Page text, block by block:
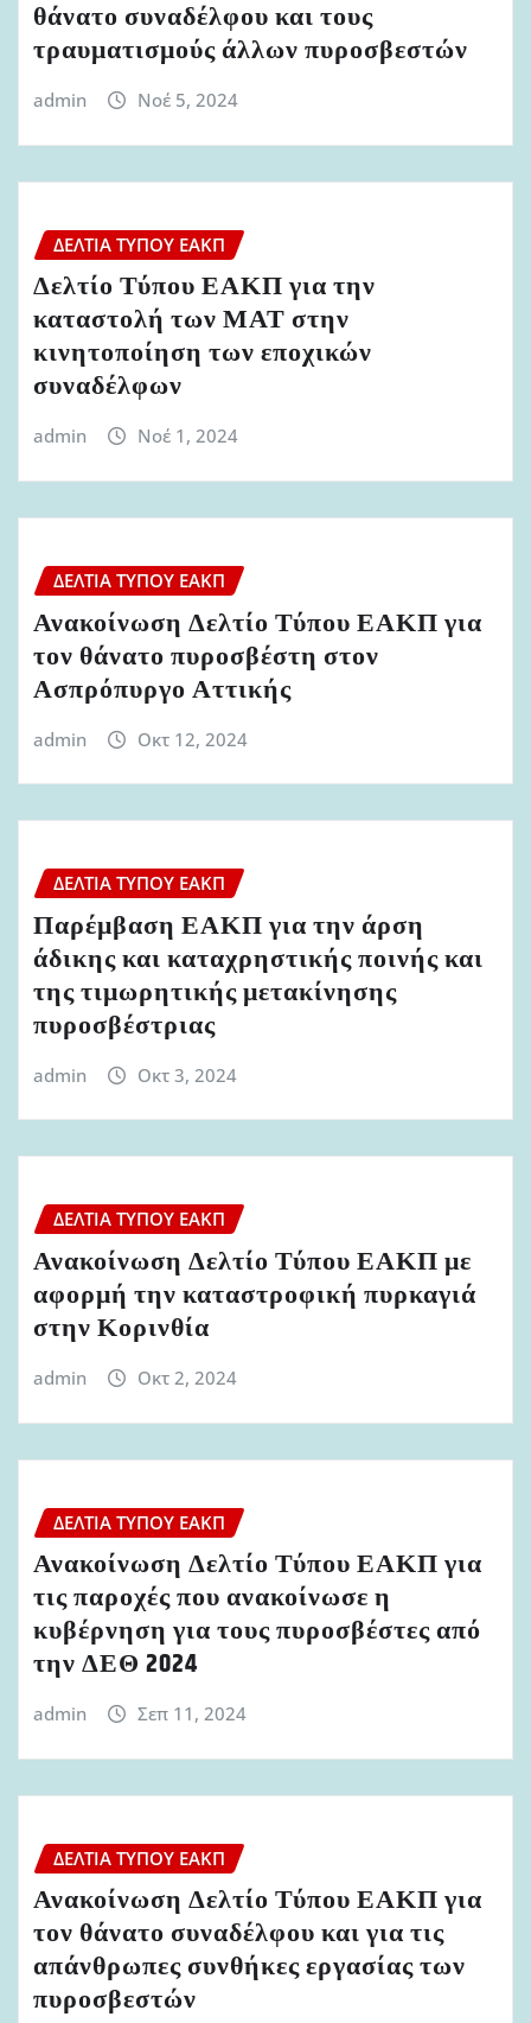
θάνατο συναδέλφου και τους
τραυματισμούς άλλων πυροσβεστών
admin Νοέ 5, 2024
ΔΕΛΤΊΑ ΤΎΠΟΥ ΕΑΚΠ
Δελτίο Τύπου ΕΑΚΠ για την
καταστολή των ΜΑΤ στην
κινητοποίηση των εποχικών
συναδέλφων
admin Νοέ 1, 2024
ΔΕΛΤΊΑ ΤΎΠΟΥ ΕΑΚΠ
Ανακοίνωση Δελτίο Τύπου ΕΑΚΠ για
τον θάνατο πυροσβέστη στον
Ασπρόπυργο Αττικής
admin Οκτ 12, 2024
ΔΕΛΤΊΑ ΤΎΠΟΥ ΕΑΚΠ
Παρέμβαση ΕΑΚΠ για την άρση
άδικης και καταχρηστικής ποινής και
της τιμωρητικής μετακίνησης
πυροσβέστριας
admin Οκτ 3, 2024
ΔΕΛΤΊΑ ΤΎΠΟΥ ΕΑΚΠ
Ανακοίνωση Δελτίο Τύπου ΕΑΚΠ με
αφορμή την καταστροφική πυρκαγιά
στην Κορινθία
admin Οκτ 2, 2024
ΔΕΛΤΊΑ ΤΎΠΟΥ ΕΑΚΠ
Ανακοίνωση Δελτίο Τύπου ΕΑΚΠ για
τις παροχές που ανακοίνωσε η
κυβέρνηση για τους πυροσβέστες από
την ΔΕΘ 2024
admin Σεπ 11, 2024
ΔΕΛΤΊΑ ΤΎΠΟΥ ΕΑΚΠ
Ανακοίνωση Δελτίο Τύπου ΕΑΚΠ για
τον θάνατο συναδέλφου και για τις
απάνθρωπες συνθήκες εργασίας των
πυροσβεστών